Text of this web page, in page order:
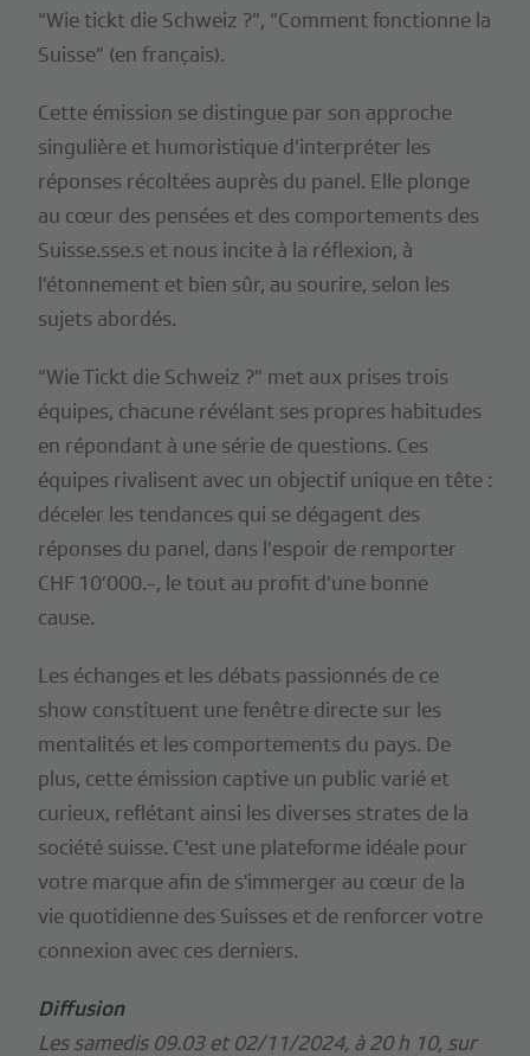
“Wie tickt die Schweiz ?”, “Comment fonctionne la
Suisse” (en français).
Cette émission se distingue par son approche
singulière et humoristique d’interpréter les
réponses récoltées auprès du panel. Elle plonge
au cœur des pensées et des comportements des
Suisse.sse.s et nous incite à la réflexion, à
l'étonnement et bien sûr, au sourire, selon les
sujets abordés.
“Wie Tickt die Schweiz ?” met aux prises trois
équipes, chacune révélant ses propres habitudes
en répondant à une série de questions. Ces
équipes rivalisent avec un objectif unique en tête :
déceler les tendances qui se dégagent des
réponses du panel, dans l’espoir de remporter
CHF 10’000.-, le tout au profit d’une bonne
cause.
Les échanges et les débats passionnés de ce
show constituent une fenêtre directe sur les
mentalités et les comportements du pays. De
plus, cette émission captive un public varié et
curieux, reflétant ainsi les diverses strates de la
société suisse. C'est une plateforme idéale pour
votre marque afin de s'immerger au cœur de la
vie quotidienne des Suisses et de renforcer votre
connexion avec ces derniers.
Diffusion
Les samedis 09.03 et 02/11/2024, à 20 h 10, sur